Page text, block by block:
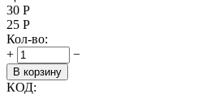
30 Р
25 Р
Кол-во:
+
−
В корзину
КОД: